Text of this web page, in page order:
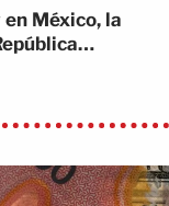
México, la